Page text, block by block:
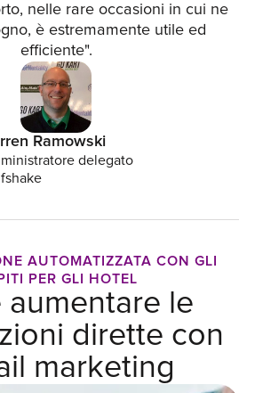
nelle rare occasioni in cui ne
è estremamente utile ed
efficiente".
Ramowski
delegato
AUTOMATIZZATA CON GLI
PER GLI HOTEL
aumentare le
dirette con
marketing